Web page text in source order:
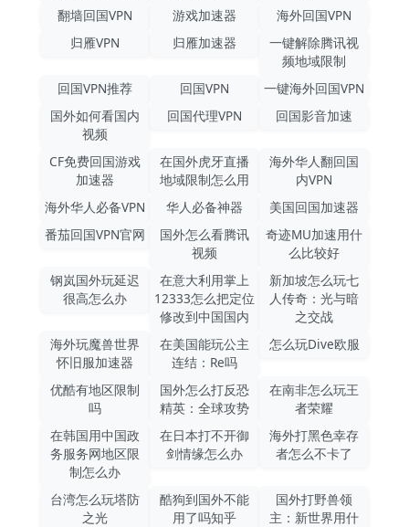
翻墙回国VPN
游戏加速器
海外回国VPN
归雁VPN
归雁加速器
一键解除腾讯视
频地域限制
回国VPN推荐
回国VPN
一键海外回国VPN
国外如何看国内
视频
回国代理VPN 回国影音加速
CF免费回国游戏
加速器
在国外虎牙直播
地域限制怎么用
海外华人翻回国
内VPN
海外华人必备VPN
华人必备神器
美国回国加速器
番茄回国VPN官网
国外怎么看腾讯
视频
奇迹MU加速用什
么比较好
钢岚国外玩延迟
很高怎么办
在意大利用掌上
12333怎么把定位
修改到中国国内
新加坡怎么玩七
人传奇：光与暗
之交战
海外玩魔兽世界
怀旧服加速器
在美国能玩公主
连结：Re吗
怎么玩Dive欧服
优酷有地区限制
吗
国外怎么打反恐
精英：全球攻势
在南非怎么玩王
者荣耀
在韩国用中国政
务服务网地区限
制怎么办
在日本打不开御
剑情缘怎么办
海外打黑色幸存
者怎么不卡了
台湾怎么玩塔防
之光
酷狗到国外不能
用了吗知乎
国外打野兽领
主：新世界用什